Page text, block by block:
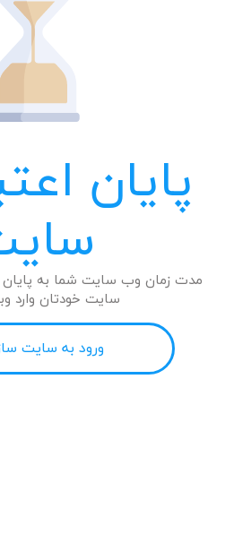
پایان
مدت زمان وب سایت شما به پایان
سایت خودتان وارد
ورود به سایت